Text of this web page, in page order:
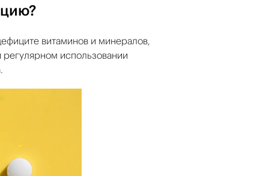
витаминов и минералов,
использовании